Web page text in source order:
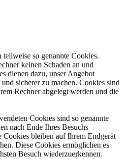
so genannte Cookies.
keinen Schaden an und
dienen dazu, unser Angebot
sicherer zu machen. Cookies sind
Rechner abgelegt werden und die
Cookies sind so genannte
nach Ende Ihres Besuchs
Cookies bleiben auf Ihrem Endgerät
Diese Cookies ermöglichen es
Besuch wiederzuerkennen.